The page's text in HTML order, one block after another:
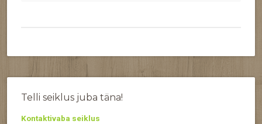
Telli seiklus juba täna!
Kontaktivaba seiklus